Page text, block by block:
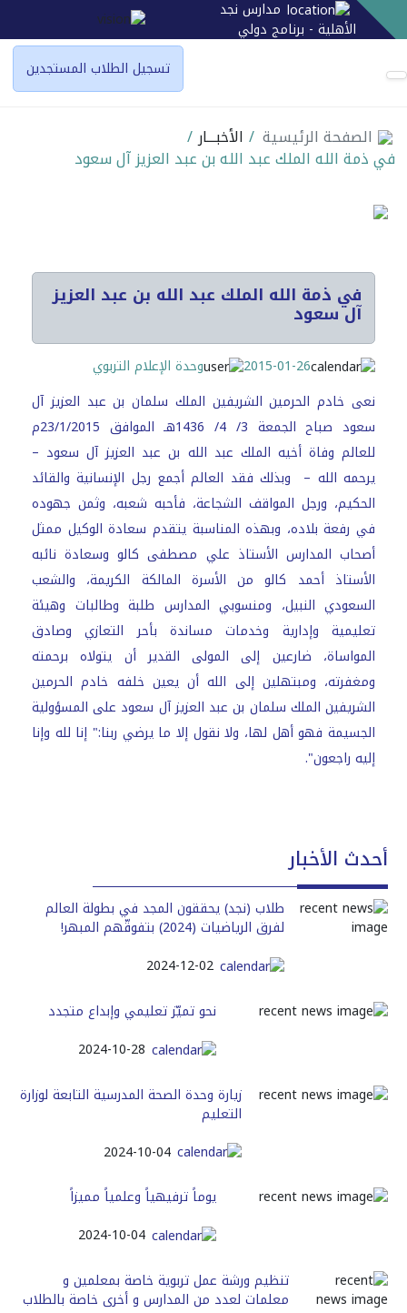
مدارس نجد
الأهلية - برنامج دولي
تسجيل الطلاب المستجدين
الصفحة الرئيسية / الأخبـــار /
في ذمة الله الملك عبد الله بن عبد العزيز آل سعود
في ذمة الله الملك عبد الله بن عبد العزيز
آل سعود
2015-01-26
وحدة الإعلام التربوي
نعى خادم الحرمين الشريفين الملك سلمان بن عبد العزيز آل
سعود صباح الجمعة 3/ 4/ 1436هـ الموافق 23/1/2015م
للعالم وفاة أخيه الملك عبد الله بن عبد العزيز آل سعود –
يرحمه الله – وبذلك فقد العالم أجمع رجل الإنسانية والقائد
الحكيم، ورجل المواقف الشجاعة، فأحبه شعبه، وثمن جهوده
في رفعة بلاده، وبهذه المناسبة يتقدم سعادة الوكيل ممثل
أصحاب المدارس الأستاذ علي مصطفى كالو وسعادة نائبه
الأستاذ أحمد كالو من الأسرة المالكة الكريمة، والشعب
السعودي النبيل، ومنسوبي المدارس طلبة وطالبات وهيئة
تعليمية وإدارية وخدمات مساندة بأحر التعازي وصادق
المواساة، ضارعين إلى المولى القدير أن يتولاه برحمته
ومغفرته، ومبتهلين إلى الله أن يعين خلفه خادم الحرمين
الشريفين الملك سلمان بن عبد العزيز آل سعود على المسؤولية
الجسيمة فهو أهل لها، ولا نقول إلا ما يرضي ربنا:" إنا لله وإنا
إليه راجعون".
أحدث الأخبار
طلاب (نجد) يحققون المجد في بطولة العالم
لفرق الرياضيات (2024) بتفوقّهم المبهر!
2024-12-02
نحو تميّز تعليمي وإبداع متجدد
2024-10-28
زيارة وحدة الصحة المدرسية التابعة لوزارة
التعليم
2024-10-04
يوماً ترفيهياً وعلمياً مميزاً
2024-10-04
تنظيم ورشة عمل تربوية خاصة بمعلمين و
معلمات لعدد من المدارس و أخرى خاصة بالطلاب